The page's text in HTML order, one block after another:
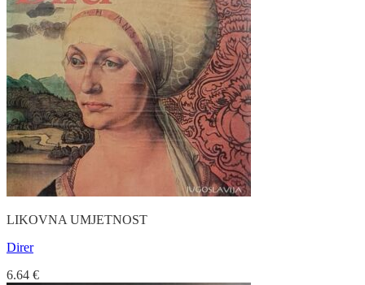
LIKOVNA UMJETNOST
Direr
6.64 €